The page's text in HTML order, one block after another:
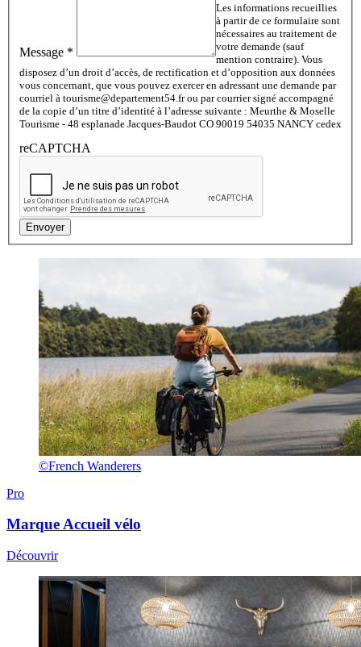
Message *
Les informations recueillies
à partir de ce formulaire sont
nécessaires au traitement de
votre demande (sauf
mention contraire). Vous
disposez d’un droit d’accès, de rectification et d’opposition aux données
vous concernant, que vous pouvez exercer en adressant une demande par
courriel à tourisme@departement54.fr ou par courrier signé accompagné
de la copie d’un titre d’identité à l’adresse suivante : Meurthe & Moselle
Tourisme - 48 esplanade Jacques-Baudot CO 90019 54035 NANCY cedex
reCAPTCHA
©French Wanderers
Pro
MarqueAccueil vélo
Découvrir